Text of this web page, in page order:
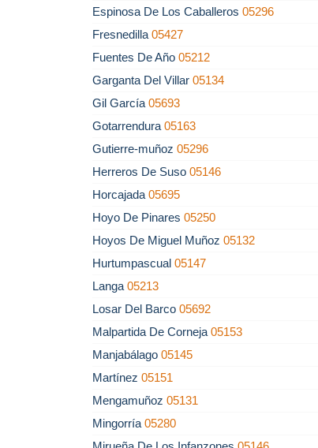
Espinosa De Los Caballeros 05296
Fresnedilla 05427
Fuentes De Año 05212
Garganta Del Villar 05134
Gil García 05693
Gotarrendura 05163
Gutierre-muñoz 05296
Herreros De Suso 05146
Horcajada 05695
Hoyo De Pinares 05250
Hoyos De Miguel Muñoz 05132
Hurtumpascual 05147
Langa 05213
Losar Del Barco 05692
Malpartida De Corneja 05153
Manjabálago 05145
Martínez 05151
Mengamuñoz 05131
Mingorría 05280